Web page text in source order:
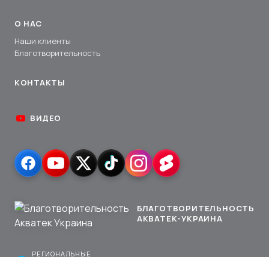
О НАС
Наши клиенты
Благотворительность
КОНТАКТЫ
ВИДЕО
БЛАГОТВОРИТЕЛЬНОСТЬ
АКВАТЕК-УКРАИНА
РЕГИОНАЛЬНЫЕ